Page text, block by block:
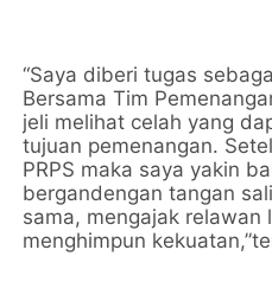
“Saya diberi tugas
Bersama Tim
jeli melihat celah yang
tujuan pemenangan.
PRPS maka saya yakin
bergandengan tangan
sama, mengajak relawan
menghimpun